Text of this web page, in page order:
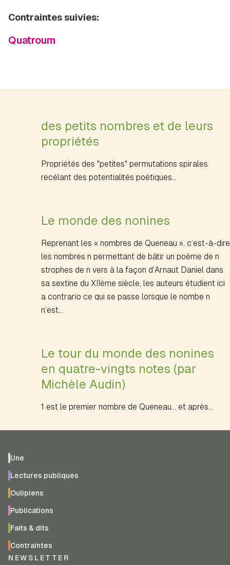
Contraintes suivies:
Quatroum
des petits nombres et de leurs
propriétés
Propriétés des "petites" permutations spirales
recélant des potentialités poétiques...
Le monde des nonines
Reprenant les « nombres de Queneau », c’est-à-dire
les nombres n permettant de bâtir un poème de n
strophes de n vers à la façon d’Arnaut Daniel dans
sa sextine du XIIème siècle, les auteurs étudient ici
a contrario ce qui se passe lorsque le nombe n
n’est…
Le tour du monde des nonines
en quatre-vingts notes (par
Michèle Audin)
1 est le premier nombre de Queneau... et après...
Une
Lectures publiques
Oulipiens
Publications
Faits & dits
Contraintes
NEWSLETTER